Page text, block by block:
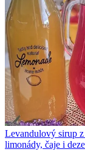
Levandulový sirup
limonády, čaje i